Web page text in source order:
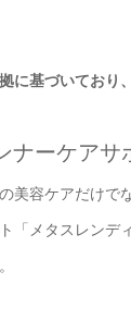
に基づいており
ナーケアサ
美容ケアだけで
「メタスレンデ